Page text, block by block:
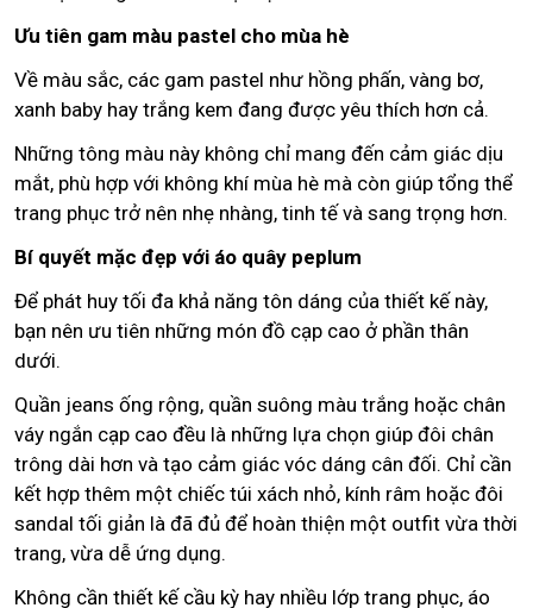
Ưu tiên gam màu pastel cho mùa hè
Về màu sắc, các gam pastel như hồng phấn, vàng bơ,
xanh baby hay trắng kem đang được yêu thích hơn cả.
Những tông màu này không chỉ mang đến cảm giác dịu
mắt, phù hợp với không khí mùa hè mà còn giúp tổng thể
trang phục trở nên nhẹ nhàng, tinh tế và sang trọng hơn.
Bí quyết mặc đẹp với áo quây peplum
Để phát huy tối đa khả năng tôn dáng của thiết kế này,
bạn nên ưu tiên những món đồ cạp cao ở phần thân
dưới.
Quần jeans ống rộng, quần suông màu trắng hoặc chân
váy ngắn cạp cao đều là những lựa chọn giúp đôi chân
trông dài hơn và tạo cảm giác vóc dáng cân đối. Chỉ cần
kết hợp thêm một chiếc túi xách nhỏ, kính râm hoặc đôi
sandal tối giản là đã đủ để hoàn thiện một outfit vừa thời
trang, vừa dễ ứng dụng.
Không cần thiết kế cầu kỳ hay nhiều lớp trang phục, áo